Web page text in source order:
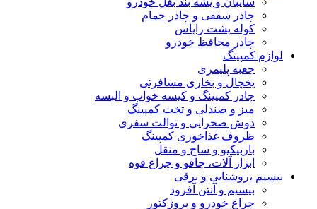
چادر سقفی و چادر حمام
کوله پشت زاپاس
چادر محافظ خودرو
لوازم کمپینگ
جعبه پلیمری
یخچال و بخاری مسافرتی
چادر کمپینگ و کیسه خواب و البسه
میز و صندلی و تخت کمپینگ
دوش صحرایی و توالت سفری
ظروف غذاخوری کمپینگ
باربیکیو و ساج و منقل
ابزار آلات، چاقو و چراغ قوه
بیسیم ،روشنایی و برقی
بیسیم و آنتن آفرود
چراغ خودرو و پروژکتور